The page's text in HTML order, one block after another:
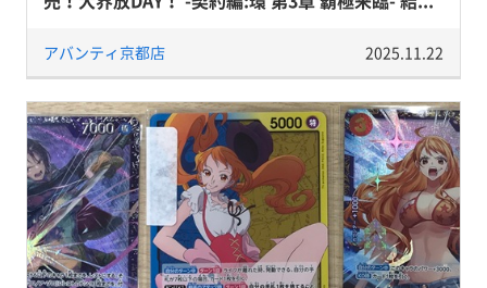
アバンティ京都店 2025.11.22